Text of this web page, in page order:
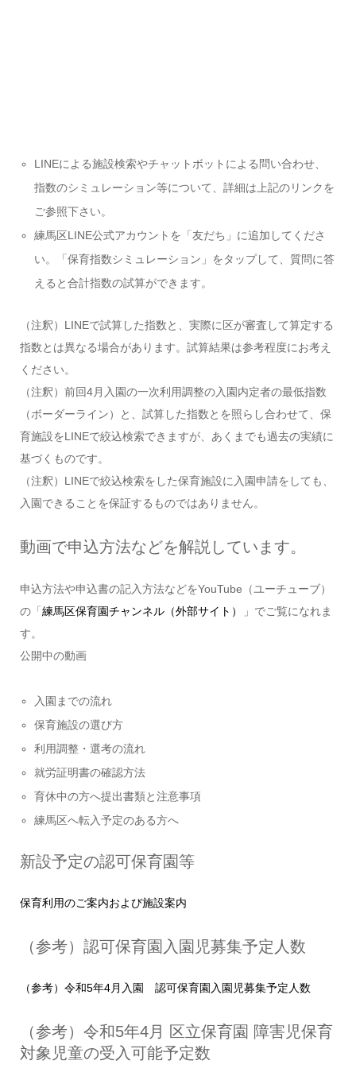
LINEによる施設検索やチャットボットによる問い合わせ、
指数のシミュレーション等について、詳細は上記のリンクを
ご参照下さい。
練馬区LINE公式アカウントを「友だち」に追加してくださ
い。「保育指数シミュレーション」をタップして、質問に答
えると合計指数の試算ができます。
（注釈）LINEで試算した指数と、実際に区が審査して算定する
指数とは異なる場合があります。試算結果は参考程度にお考え
ください。
（注釈）前回4月入園の一次利用調整の入園内定者の最低指数
（ボーダーライン）と、試算した指数とを照らし合わせて、保
育施設をLINEで絞込検索できますが、あくまでも過去の実績に
基づくものです。
（注釈）LINEで絞込検索をした保育施設に入園申請をしても、
入園できることを保証するものではありません。
動画で申込方法などを解説しています。
申込方法や申込書の記入方法などをYouTube（ユーチューブ）
の「練馬区保育園チャンネル（外部サイト）
」でご覧になれま
す。
公開中の動画
入園までの流れ
保育施設の選び方
利用調整・選考の流れ
就労証明書の確認方法
育休中の方へ提出書類と注意事項
練馬区へ転入予定のある方へ
新設予定の認可保育園等
保育利用のご案内および施設案内
（参考）認可保育園入園児募集予定人数
（参考）令和5年4月入園 認可保育園入園児募集予定人数
（参考）令和5年4月 区立保育園 障害児保育
対象児童の受入可能予定数